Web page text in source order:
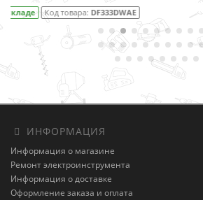
На складе Код товара:
ИНФОРМАЦИЯ
Информация о магазине
Ремонт электроинструмента
Информация о доставке
Оформление заказа и оплата